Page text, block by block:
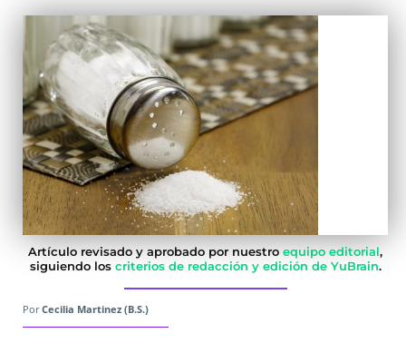
Artículo revisado y aprobado por nuestro equipo editorial,
siguiendo los criterios de redacción y edición de YuBrain.
Por Cecilia Martinez (B.S.)